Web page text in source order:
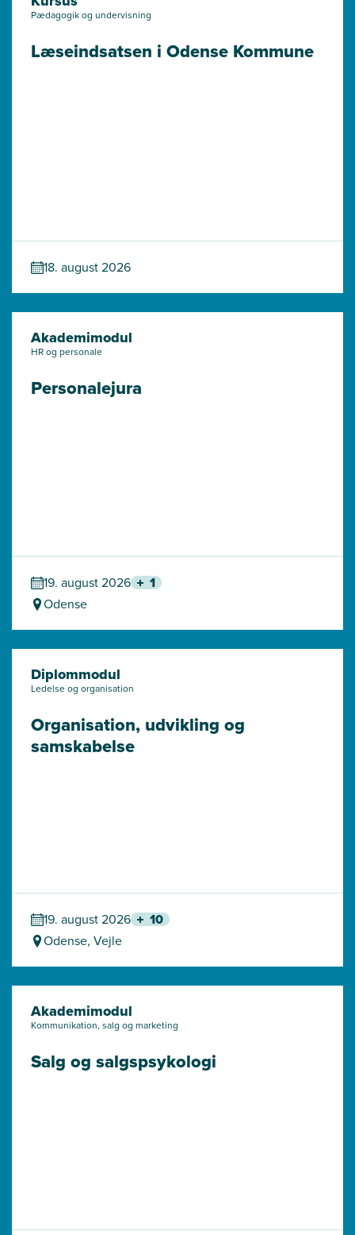
Pædagogik og undervisning
Læseindsatsen i Odense Kommune
18. august 2026
Akademimodul
HR og personale
Personalejura
19. august 2026 1
Odense
Diplommodul
Ledelse og organisation
Organisation, udvikling og
samskabelse
19. august 2026 10
Odense, Vejle
Akademimodul
Kommunikation, salg og marketing
Salg og salgspsykologi